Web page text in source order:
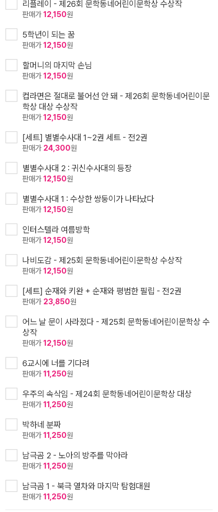
리플레이 - 제26회 문학동네어린이문학상 수상작
판매가12,150원
5학년이 되는 꿈
판매가12,150원
할머니의 마지막 손님
판매가12,150원
컵라면은 절대로 불어선 안 돼 - 제26회 문학동네어린이문
학상 대상 수상작
판매가12,150원
[세트] 별별수사대 1~2권 세트 - 전2권
판매가 24,300원
별별수사대 2 : 귀신수사대의 등장
판매가12,150원
별별수사대 1 : 수상한 쌍둥이가 나타났다
판매가12,150원
인터스텔라 여름방학
판매가12,150원
나비도감 - 제25회 문학동네어린이문학상 수상작
판매가12,150원
[세트] 순재와 키완 + 순재와 평범한 필립 - 전2권
판매가 23,850원
어느 날 문이 사라졌다 - 제25회 문학동네어린이문학상 수
상작
판매가12,150원
6교시에 너를 기다려
판매가11,250원
우주의 속삭임 - 제24회 문학동네어린이문학상 대상
판매가11,250원
박하네 분짜
판매가11,250원
남극곰 2 - 노아의 방주를 막아라
판매가11,250원
남극곰 1 - 북극 열차와 마지막 탐험대원
판매가11,250원